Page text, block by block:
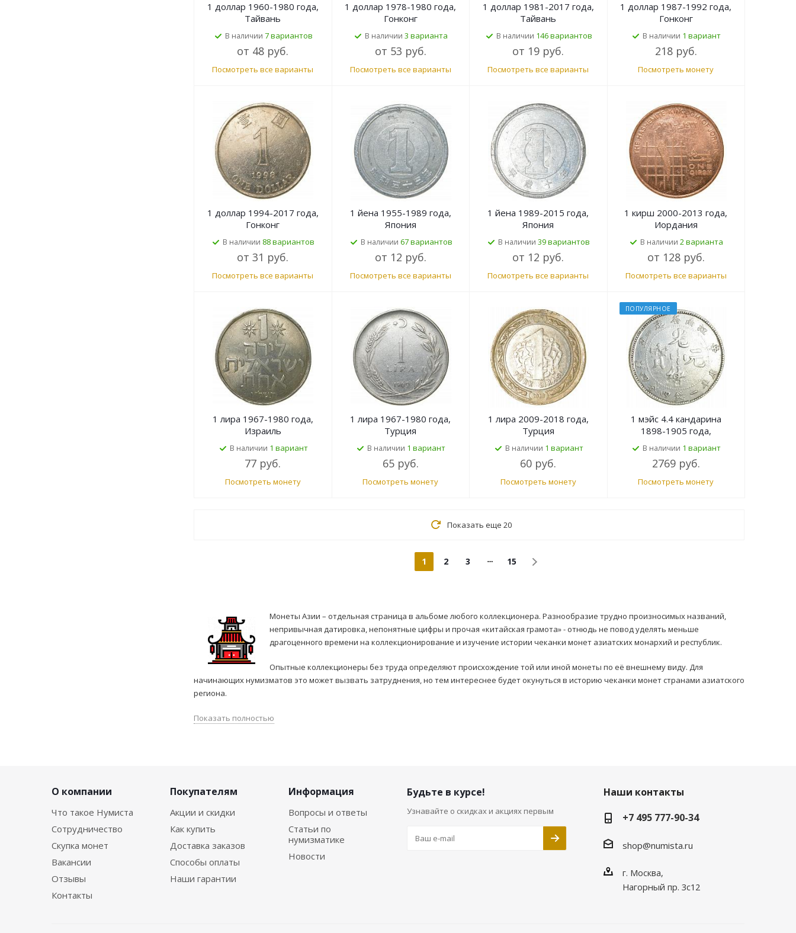
1 доллар 1960-1980 года,
Тайвань
В наличии 7 вариантов
от 48 руб.
Посмотреть все варианты
1 доллар 1978-1980 года,
Гонконг
В наличии 3 варианта
от 53 руб.
Посмотреть все варианты
1 доллар 1981-2017 года,
Тайвань
В наличии 146 вариантов
от 19 руб.
Посмотреть все варианты
1 доллар 1987-1992 года,
Гонконг
В наличии 1 вариант
218 руб.
Посмотреть монету
1 доллар 1994-2017 года,
Гонконг
В наличии 88 вариантов
от31 руб.
Посмотреть все варианты
1 йена 1955-1989 года,
Япония
В наличии 67 вариантов
от 12 руб.
Посмотреть все варианты
1 йена 1989-2015 года,
Япония
В наличии 39 вариантов
от 12 руб.
Посмотреть все варианты
1 кирш 2000-2013 года,
Иордания
В наличии 2 варианта
от 128 руб.
Посмотреть все варианты
1 лира 1967-1980 года,
Израиль
В наличии 1 вариант
77 руб.
Посмотреть монету
1 лира 1967-1980 года,
Турция
В наличии 1 вариант
65 руб.
Посмотреть монету
1 лира 2009-2018 года,
Турция
В наличии 1 вариант
60 руб.
Посмотреть монету
ПОПУЛЯРНОЕ
1 мэйс 4.4 кандарина
1898-1905 года,
Китайская империя
В наличии 1 вариант
2769 руб.
Посмотреть монету
Показать еще 20
1 2 3 15
Монеты Азии – отдельная страница в альбоме любого коллекционера. Разнообразие трудно произносимых названий,
непривычная датировка, непонятные цифры и прочая «китайская грамота» - отнюдь не повод уделять меньше
драгоценного времени на коллекционирование и изучение истории чеканки монет азиатских монархий и республик.
Опытные коллекционеры без труда определяют происхождение той или иной монеты по её внешнему виду. Для
начинающих нумизматов это может вызвать затруднения, но тем интереснее будет окунуться в историю чеканки монет странами азиатского
региона.
Показать полностью
О компании
Что такое Нумиста
Сотрудничество
Скупка монет
Вакансии
Отзывы
Контакты
Покупателям
Акции и скидки
Как купить
Доставка заказов
Способы оплаты
Наши гарантии
Информация
Вопросы и ответы
Статьи по
нумизматике
Новости
Наши контакты
+7 495 777-90-34
shop@numista.ru
г. Москва,
Нагорный пр. 3с12
Будьте в курсе!
Узнавайте о скидках и акциях первым